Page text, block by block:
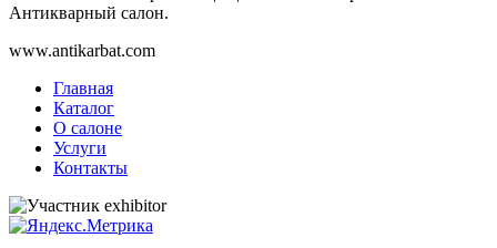
Антикварный салон.
www.antikarbat.com
Главная
Каталог
О салоне
Услуги
Контакты